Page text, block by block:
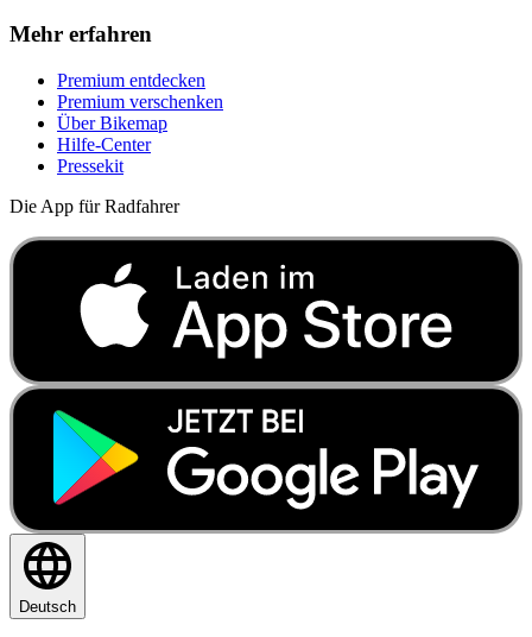
Mehr erfahren
Premium entdecken
Premium verschenken
Über Bikemap
Hilfe-Center
Pressekit
Die App für Radfahrer
Deutsch